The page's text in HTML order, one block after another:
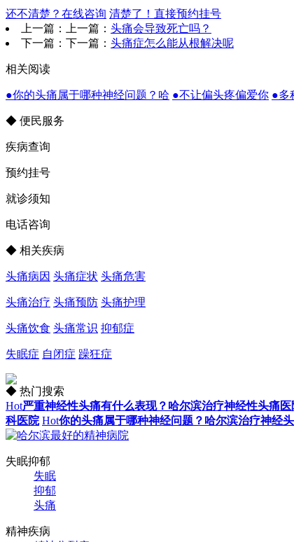
还不清楚？在线咨询 清楚了！直接预约挂号
上一篇：上一篇： 头痛会导致死亡吗？
下一篇：下一篇： 头痛症怎么能从根解决呢
相关阅读
●你的头痛属于哪种神经问题？哈 ●不让偏头疼偏爱你 ●多
◆ 便民服务
疾病查询
预约挂号
就诊须知
电话咨询
◆ 相关疾病
头痛病因 头痛症状 头痛危害
头痛治疗 头痛预防 头痛护理
头痛饮食 头痛常识 抑郁症
失眠症 自闭症 躁狂症
◆ 热门搜索
Hot严重神经性头痛有什么表现？哈尔滨治疗神经性头痛
科医院 Hot你的头痛属于哪种神经问题？哈尔滨治疗神经
失眠抑郁
失眠
抑郁
头痛
精神疾病